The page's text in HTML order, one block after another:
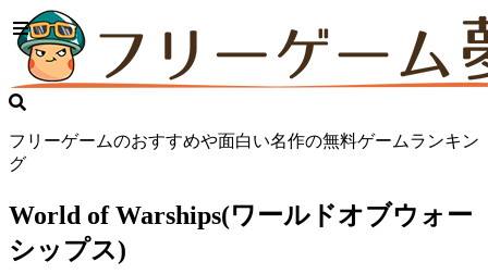
フリーゲームのおすすめや面白い名作の無料ゲームランキン
グ
World of Warships(ワールドオブウォー
シップス)